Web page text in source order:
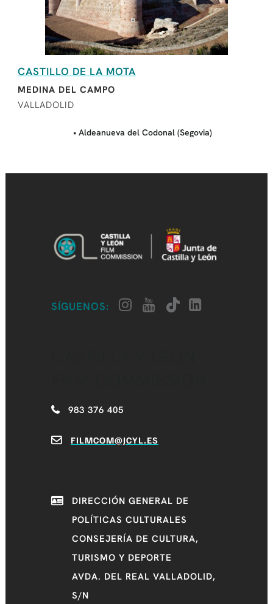
CASTILLO DE LA MOTA
MEDINA DEL CAMPO
VALLADOLID
• Aldeanueva del Codonal (Segovia)
SÍGUENOS:
983 376 405
FILMCOM@JCYL.ES
DIRECCIÓN GENERAL DE
POLÍTICAS CULTURALES
CONSEJERÍA DE CULTURA,
TURISMO Y DEPORTE
AVDA. DEL REAL VALLADOLID,
S/N